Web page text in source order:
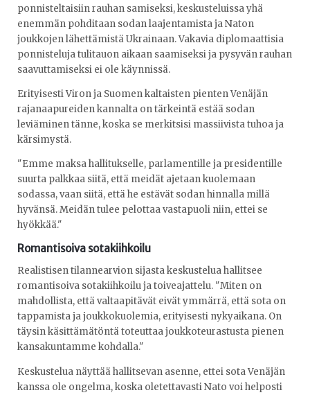
ponnisteltaisiin rauhan samiseksi, keskusteluissa yhä
enemmän pohditaan sodan laajentamista ja Naton
joukkojen lähettämistä Ukrainaan. Vakavia diplomaattisia
ponnisteluja tulitauon aikaan saamiseksi ja pysyvän rauhan
saavuttamiseksi ei ole käynnissä.
Erityisesti Viron ja Suomen kaltaisten pienten Venäjän
rajanaapureiden kannalta on tärkeintä estää sodan
leviäminen tänne, koska se merkitsisi massiivista tuhoa ja
kärsimystä.
"Emme maksa hallitukselle, parlamentille ja presidentille
suurta palkkaa siitä, että meidät ajetaan kuolemaan
sodassa, vaan siitä, että he estävät sodan hinnalla millä
hyvänsä. Meidän tulee pelottaa vastapuoli niin, ettei se
hyökkää."
Romantisoiva sotakiihkoilu
Realistisen tilannearvion sijasta keskustelua hallitsee
romantisoiva sotakiihkoilu ja toiveajattelu. "Miten on
mahdollista, että valtaapitävät eivät ymmärrä, että sota on
tappamista ja joukkokuolemia, erityisesti nykyaikana. On
täysin käsittämätöntä toteuttaa joukkoteurastusta pienen
kansakuntamme kohdalla."
Keskustelua näyttää hallitsevan asenne, ettei sota Venäjän
kanssa ole ongelma, koska oletettavasti Nato voi helposti